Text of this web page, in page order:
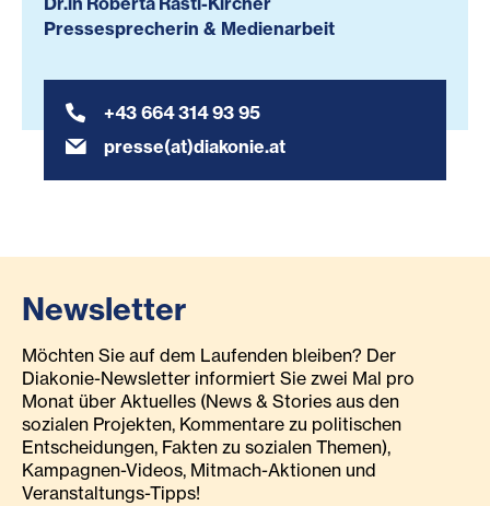
Pressesprecherin & Medienarbeit
+43 664 314 93 95
presse(at)diakonie.at
Newsletter
Möchten Sie auf dem Laufenden bleiben? Der
Diakonie-Newsletter informiert Sie zwei Mal pro
Monat über Aktuelles (News & Stories aus den
sozialen Projekten, Kommentare zu politischen
Entscheidungen, Fakten zu sozialen Themen),
Kampagnen-Videos, Mitmach-Aktionen und
Veranstaltungs-Tipps!